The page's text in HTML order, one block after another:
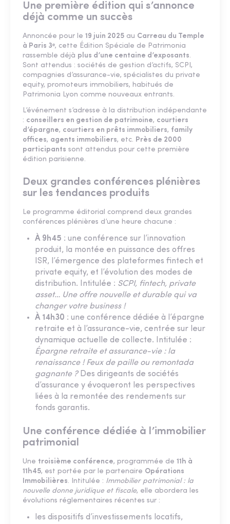
Une première édition qui s’annonce
déjà comme un succès
Annoncée pour le 19 juin 2025 au Carreau du Temple
à Paris 3ᵉ, cette Édition Spéciale de Patrimonia
rassemble déjà plus d’une centaine d’exposants.
Sont attendus : sociétés de gestion d’actifs, SCPI,
compagnies d’assurance-vie, spécialistes du private
equity, promoteurs immobiliers, habitués de
Patrimonia Lyon comme nouveaux entrants.
L’événement s’adresse à la distribution indépendante
: conseillers en gestion de patrimoine, courtiers
d’épargne, courtiers en prêts immobiliers, family
offices, agents immobiliers, etc. Près de 2000
participants sont attendus pour cette première
édition parisienne.
Deux grandes conférences plénières
sur les tendances produits
Le programme éditorial comprend deux grandes
conférences plénières d’une heure chacune :
À 9h45 : une conférence sur l’innovation
produit, la montée en puissance des offres
ISR, l’émergence des plateformes fintech et
private equity, et l’évolution des modes de
distribution. Intitulée : SCPI, fintech, private
asset… Une offre nouvelle et durable qui va
changer votre business !
À 14h30 : une conférence dédiée à l’épargne
retraite et à l’assurance-vie, centrée sur leur
dynamique actuelle de collecte. Intitulée :
Épargne retraite et assurance-vie : la
renaissance ! Feux de paille ou remontada
gagnante ?Des dirigeants de sociétés
d’assurance y évoqueront les perspectives
liées à la remontée des rendements sur
fonds garantis.
Une conférence dédiée à l’immobilier
patrimonial
Une troisième conférence, programmée de 11h à
11h45, est portée par le partenaire Opérations
Immobilières. Intitulée : Immobilier patrimonial : la
nouvelle donne juridique et fiscale, elle abordera les
évolutions réglementaires récentes sur :
les dispositifs d’investissements locatifs,